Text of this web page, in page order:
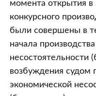
момента открытия
конкурсного
были совершены в
начала
несостоятельности
возбуждения судом
экономической